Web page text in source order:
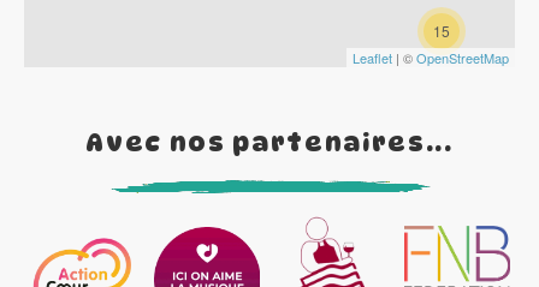
15
Leaflet | ©OpenStreetMap
Avec nos partenaires...